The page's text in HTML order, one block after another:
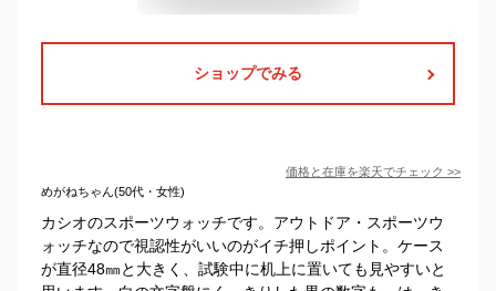
ショップでみる
価格と在庫を楽天でチェック >>
めがねちゃん(50代・女性)
カシオのスポーツウォッチです。アウトドア・スポーツウ
ォッチなので視認性がいいのがイチ押しポイント。ケース
が直径48㎜と大きく、試験中に机上に置いても見やすいと